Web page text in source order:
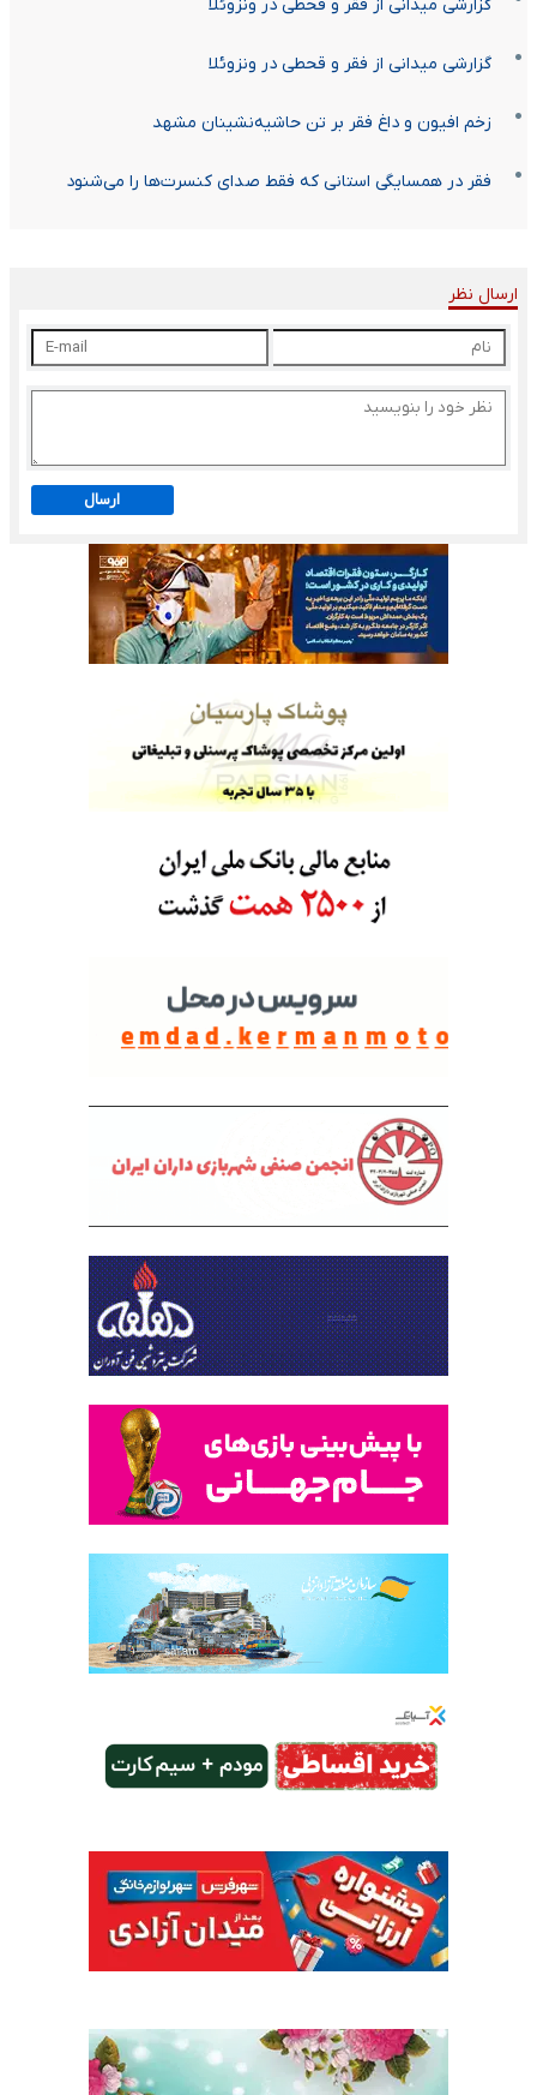
گزارشی میدانی از فقر و قحطی در ونزوئلا
گزارشی میدانی از فقر و قحطی در ونزوئلا
زخم افیون و داغ فقر بر تن حاشیه‌نشینان مشهد
فقر در همسایگی استانی که فقط صدای کنسرت‌ها را می‌شنود
ارسال نظر
ارسال